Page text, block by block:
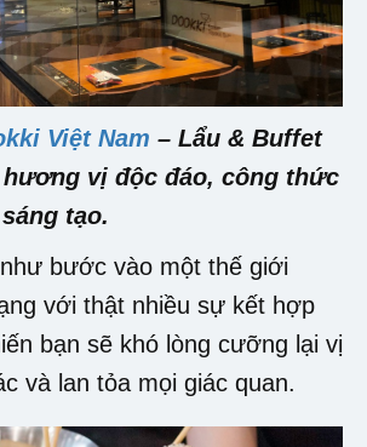
Việt Nam – Lẩu & Buffet
vị độc đáo, công thức
tạo.
bước vào một thế giới
với thật nhiều sự kết hợp
bạn sẽ khó lòng cưỡng lại vị
và lan tỏa mọi giác quan.